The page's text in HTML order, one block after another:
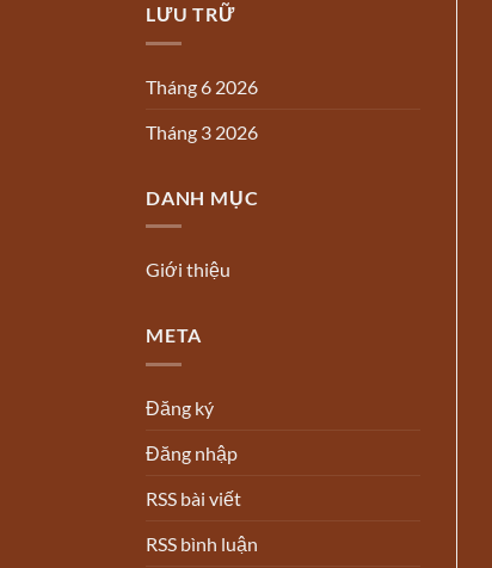
LƯU TRỮ
Tháng 6 2026
Tháng 3 2026
DANH MỤC
Giới thiệu
META
Đăng ký
Đăng nhập
RSS bài viết
RSS bình luận